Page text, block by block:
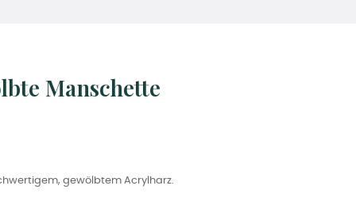
Manschette
gewölbtem Acrylharz.